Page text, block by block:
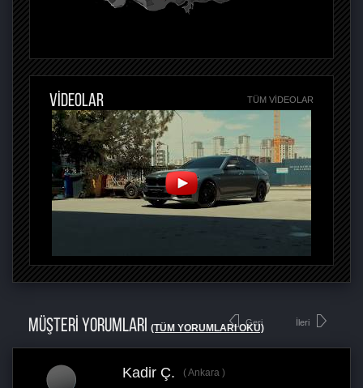
VİDEOLAR TÜM VIDEOLAR
MÜŞTERİ YORUMLARI (TÜM YORUMLARI OKU)
Geri
Kadir Ç.
Ankara
İleri